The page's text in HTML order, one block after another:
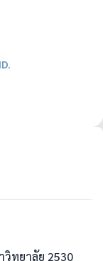
ทยาลัย 2530